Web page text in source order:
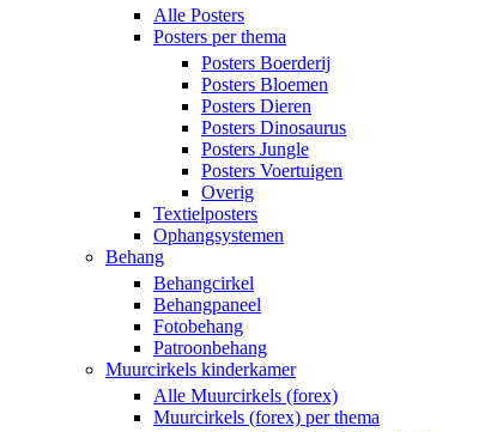
Alle Posters
Posters per thema
Posters Boerderij
Posters Bloemen
Posters Dieren
Posters Dinosaurus
Posters Jungle
Posters Voertuigen
Overig
Textielposters
Ophangsystemen
Behang
Behangcirkel
Behangpaneel
Fotobehang
Patroonbehang
Muurcirkels kinderkamer
Alle Muurcirkels (forex)
Muurcirkels (forex) per thema